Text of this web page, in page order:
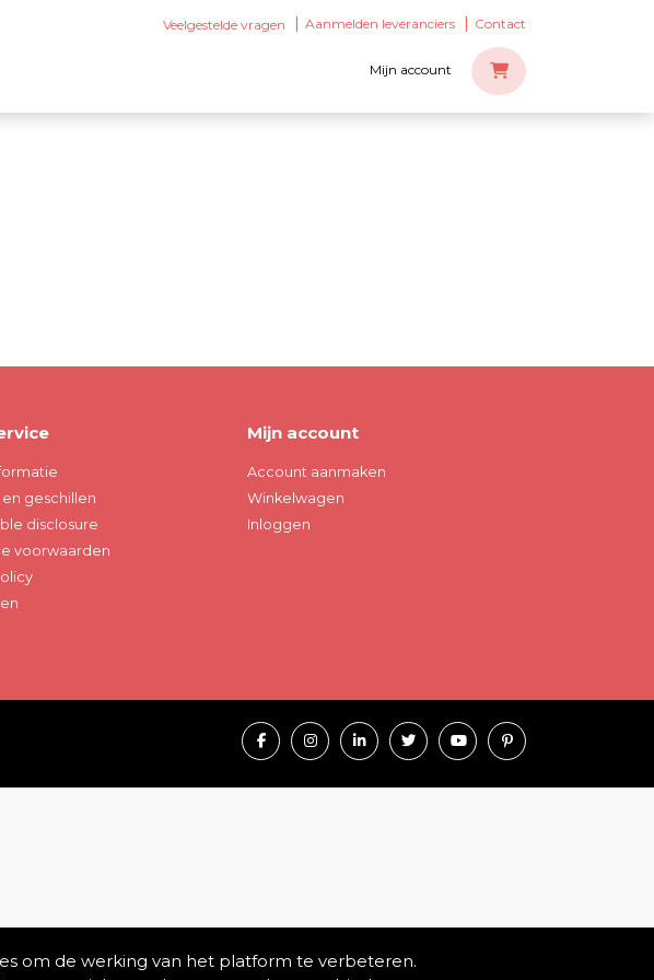
Veelgestelde vragen Aanmelden leveranciers Contact
Mijn account
geschillen
disclosure
voorwaarden
Mijn account
Account aanmaken
Winkelwagen
Inloggen
om de werking van het platform te verbeteren.